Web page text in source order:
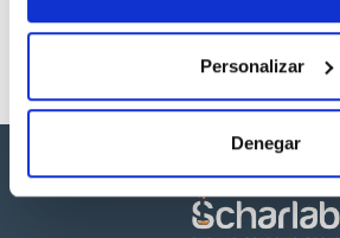
Personalizar
Denegar